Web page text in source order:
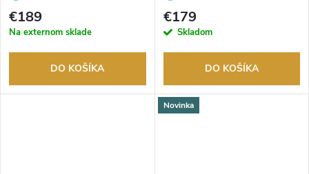
tovaru. Autorizovaný predajca.
€189
Na externom sklade
DO KOŠÍKA
tovaru. Autorizovaný predajca.
€179
Skladom
DO KOŠÍKA
Novinka